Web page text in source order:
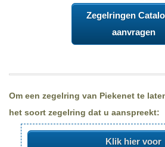
Zegelringen
aanvragen
Om een zegelring van Piekenet te
het soort zegelring dat u aanspreekt:
Klik hier voor